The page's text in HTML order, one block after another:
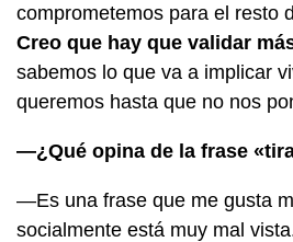
comprometemos para el resto
Creo que hay que validar
sabemos lo que va a implicar
queremos hasta que no nos
—¿Qué opina de la frase
—Es una frase que me gusta
socialmente está muy mal